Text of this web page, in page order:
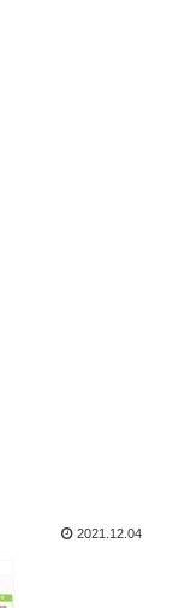
2021.12.04